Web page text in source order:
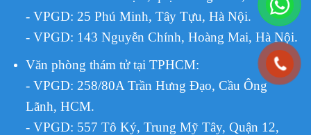
- VPGD: 25 Phú Minh, Tây Tựu, Hà Nội.
- VPGD: 143 Nguyễn Chính, Hoàng Mai, Hà Nội.
Văn phòng thám tử tại TPHCM:
- VPGD: 258/80A Trần Hưng Đạo, Cầu Ông
Lãnh, HCM.
- VPGD: 557 Tô Ký, Trung Mỹ Tây, Quận 12,